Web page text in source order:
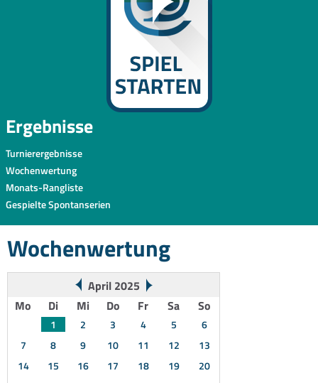
Ergebnisse
Turnierergebnisse
Wochenwertung
Monats-Rangliste
Gespielte Spontanserien
Wochenwertung
April 2025
Mo
Di Mi Do Fr Sa So
1 2 3 4 5
6
7
8 9 10 11 12
13
14
15 16 17 18 19
20